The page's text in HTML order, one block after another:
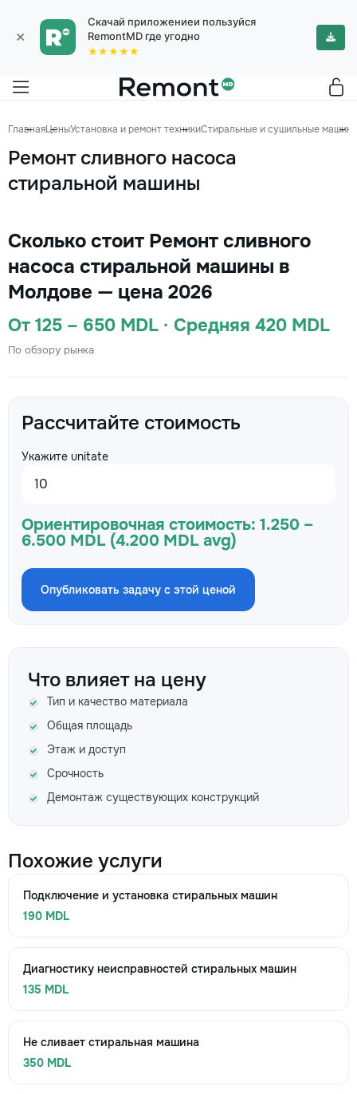
×
Скачай приложениеи пользуйся
RemontMD где угодно
★★★★★
ГлавнаяЦеныУстановка и ремонт техникиСтиральные и сушильные
Ремонт сливного насоса
стиральной машины
Сколько стоит Ремонт сливного
насоса стиральной машины в
Молдове — цена 2026
От 125 – 650 MDL · Средняя 420 MDL
По обзору рынка
Рассчитайте стоимость
Укажите unitate
Ориентировочная стоимость: 1.250 –
6.500 MDL (4.200 MDL avg)
Опубликовать задачу с этой ценой
Что влияет на цену
Тип и качество материала
Общая площадь
Этаж и доступ
Срочность
Демонтаж существующих конструкций
Похожие услуги
Подключение и установка стиральных машин
190 MDL
Диагностику неисправностей стиральных машин
135 MDL
Не сливает стиральная машина
350 MDL